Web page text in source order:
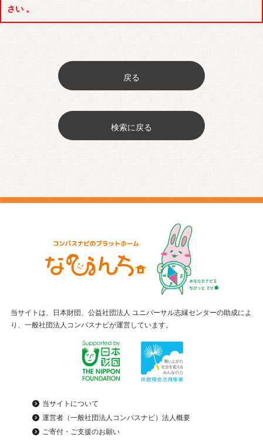
さい 。
戻る
検索に戻る
当サイトは、日本財団、公益社団法人 ユニバーサル志縁センターの助成によ
り、一般社団法人コンパスナビが運営しています。
当サイトについて
運営者（一般社団法人コンパスナビ）法人概要
ご寄付・ご支援のお願い